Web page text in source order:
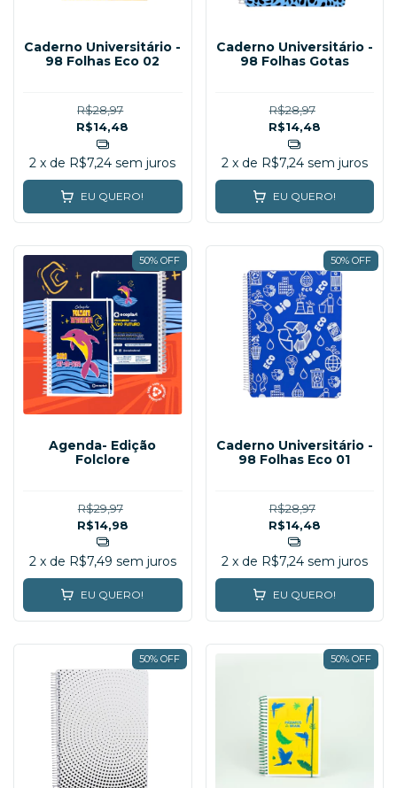
Caderno Universitário -
98 Folhas Eco 02
R$28,97
R$14,48
2 x de R$7,24 sem juros
EU QUERO!
Caderno Universitário -
98 Folhas Gotas
R$28,97
R$14,48
2 x de R$7,24 sem juros
EU QUERO!
50% OFF
Agenda- Edição
Folclore
R$29,97
R$14,98
2 x de R$7,49 sem juros
EU QUERO!
50% OFF
Caderno Universitário -
98 Folhas Eco 01
R$28,97
R$14,48
2 x de R$7,24 sem juros
EU QUERO!
50% OFF 50% OFF